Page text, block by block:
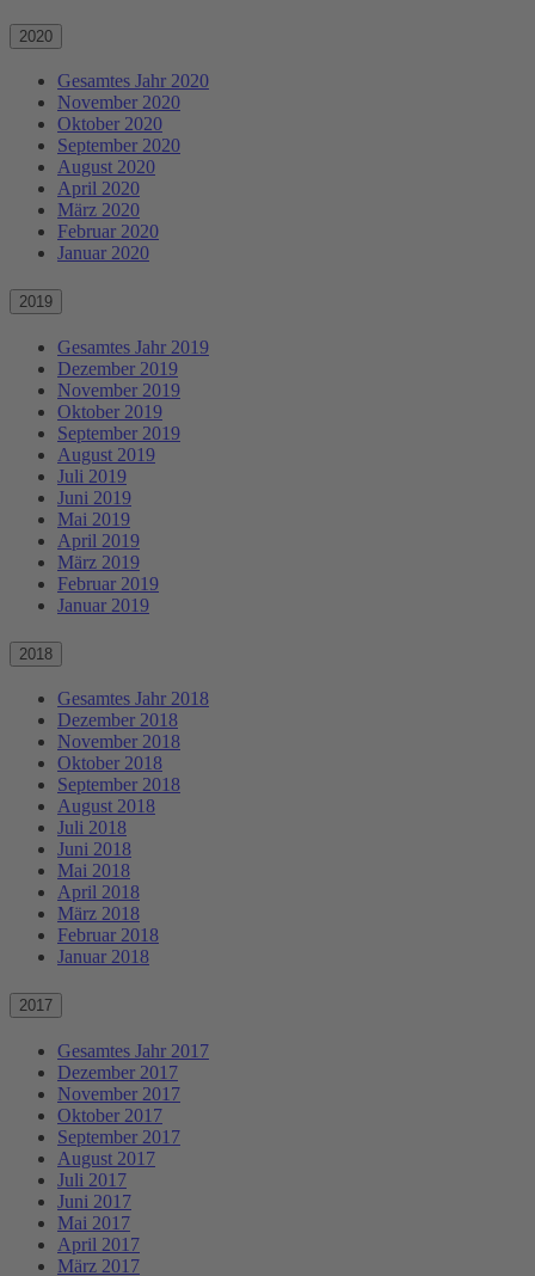
2020
Gesamtes Jahr 2020
November 2020
Oktober 2020
September 2020
August 2020
April 2020
März 2020
Februar 2020
Januar 2020
2019
Gesamtes Jahr 2019
Dezember 2019
November 2019
Oktober 2019
September 2019
August 2019
Juli 2019
Juni 2019
Mai 2019
April 2019
März 2019
Februar 2019
Januar 2019
2018
Gesamtes Jahr 2018
Dezember 2018
November 2018
Oktober 2018
September 2018
August 2018
Juli 2018
Juni 2018
Mai 2018
April 2018
März 2018
Februar 2018
Januar 2018
2017
Gesamtes Jahr 2017
Dezember 2017
November 2017
Oktober 2017
September 2017
August 2017
Juli 2017
Juni 2017
Mai 2017
April 2017
März 2017